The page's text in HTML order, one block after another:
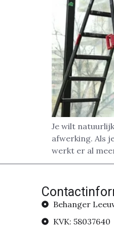
Je wilt
afwerking. Als
werkt er al
Behanger
KVK: 58037640